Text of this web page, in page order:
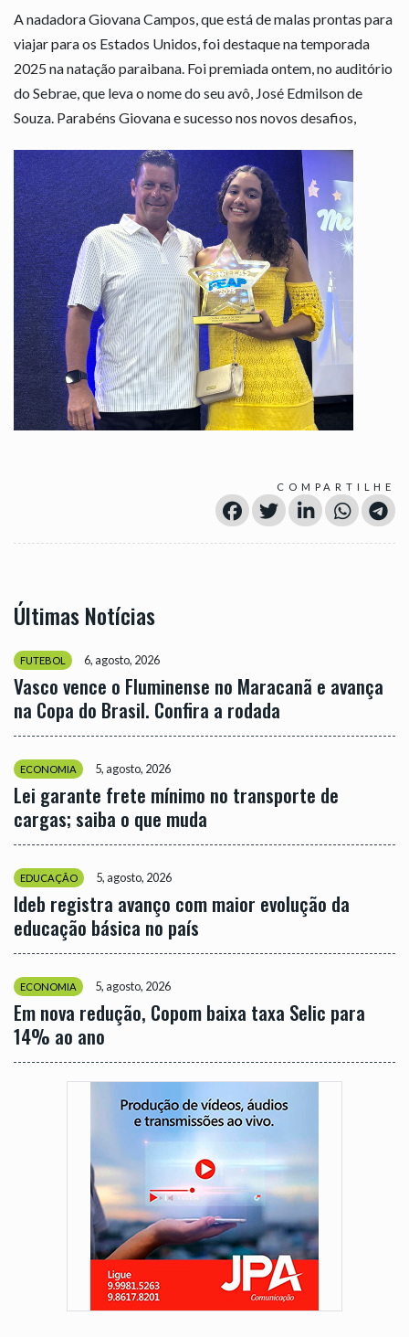
A nadadora Giovana Campos, que está de malas prontas para
viajar para os Estados Unidos, foi destaque na temporada
2025 na natação paraibana. Foi premiada ontem, no auditório
do Sebrae, que leva o nome do seu avô, José Edmilson de
Souza. Parabéns Giovana e sucesso nos novos desafios,
COMPARTILHE
Últimas Notícias
FUTEBOL 6, agosto, 2026
Vasco vence o Fluminense no Maracanã e avança
na Copa do Brasil. Confira a rodada
ECONOMIA 5, agosto, 2026
Lei garante frete mínimo no transporte de
cargas; saiba o que muda
EDUCAÇÃO 5, agosto, 2026
Ideb registra avanço com maior evolução da
educação básica no país
ECONOMIA 5, agosto, 2026
Em nova redução, Copom baixa taxa Selic para
14% ao ano